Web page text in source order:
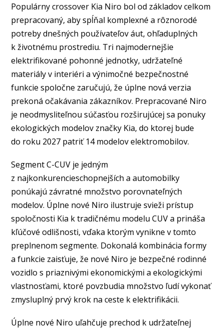
Populárny crossover Kia Niro bol od základov celkom
prepracovaný, aby spĺňal komplexné a rôznorodé
potreby dnešných používateľov áut, ohľaduplných
k životnému prostrediu. Tri najmodernejšie
elektrifikované pohonné jednotky, udržateľné
materiály v interiéri a výnimočné bezpečnostné
funkcie spoločne zaručujú, že úplne nová verzia
prekoná očakávania zákazníkov. Prepracované Niro
je neodmysliteľnou súčasťou rozširujúcej sa ponuky
ekologických modelov značky Kia, do ktorej bude
do roku 2027 patriť 14 modelov elektromobilov.
Segment C-CUV je jedným
z najkonkurencieschopnejších a automobilky
ponúkajú závratné množstvo porovnateľných
modelov. Úplne nové Niro ilustruje svieži prístup
spoločnosti Kia k tradičnému modelu CUV a prináša
kľúčové odlišnosti, vďaka ktorým vynikne v tomto
preplnenom segmente. Dokonalá kombinácia formy
a funkcie zaisťuje, že nové Niro je bezpečné rodinné
vozidlo s priaznivými ekonomickými a ekologickými
vlastnosťami, ktoré povzbudia množstvo ľudí vykonať
zmysluplný prvý krok na ceste k elektrifikácii.
Úplne nové Niro uľahčuje prechod k udržateľnej